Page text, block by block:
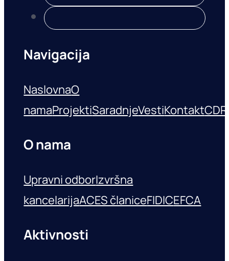
Navigacija
NaslovnaO
namaProjektiSaradnjeVestiKontakt
O nama
Upravni odborIzvršna
kancelarijaACES članiceFIDICEFCA
Aktivnosti